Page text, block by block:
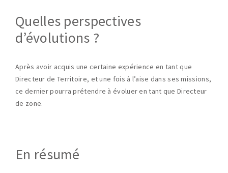
Quelles perspectives
d’évolutions ?
Après avoir acquis une certaine expérience en tant que
Directeur de Territoire, et une fois à l’aise dans ses missions,
ce dernier pourra prétendre à évoluer en tant que Directeur
de zone.
En résumé